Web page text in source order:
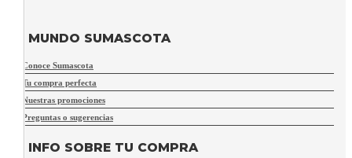
MUNDO SUMASCOTA
Conoce Sumascota
Tu compra perfecta
Nuestras promociones
Preguntas o sugerencias
INFO SOBRE TU COMPRA